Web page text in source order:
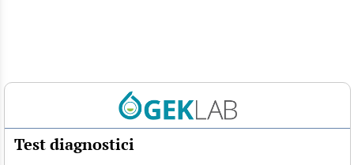
Test diagnostici